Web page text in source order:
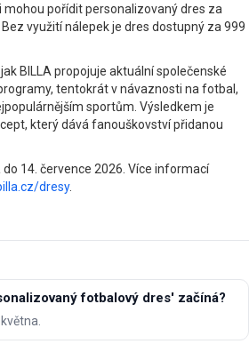
mohou pořídit personalizovaný dres za
využití nálepek je dres dostupný za 999
BILLA propojuje aktuální společenské
tentokrát v návaznosti na fotbal,
sportům. Výsledkem je
který dává fanouškovství přidanou
14. července 2026. Více informací
dresy.
fotbalový dres' začíná?